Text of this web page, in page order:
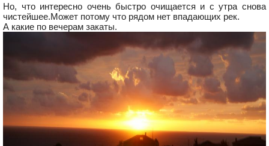
Но, что интересно очень быстро очищается и с утра снова
чистейшее.Может потому что рядом нет впадающих рек.
А какие по вечерам закаты.